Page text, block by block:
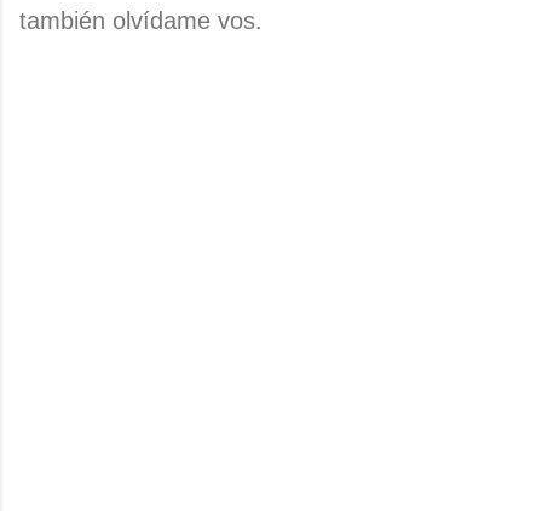
también olvídame vos.